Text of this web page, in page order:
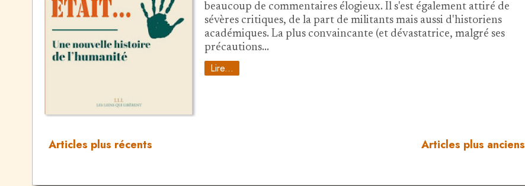
beaucoup de commentaires élogieux. Il s'est également attiré de
sévères critiques, de la part de militants mais aussi d'historiens
académiques. La plus convaincante (et dévastatrice, malgré ses
précautions…
Lire...
Articles plus récents Articles plus anciens